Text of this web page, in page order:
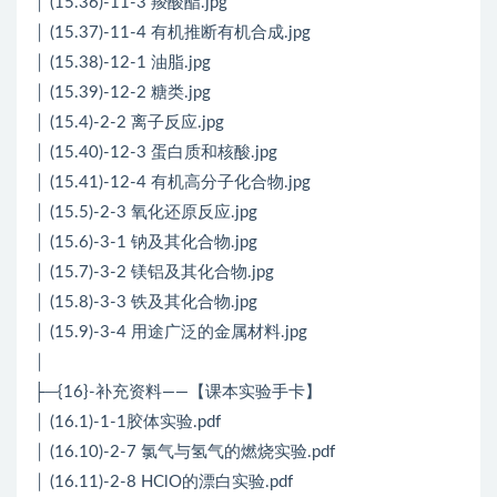
│ (15.37)-11-4 有机推断有机合成.jpg
│ (15.38)-12-1 油脂.jpg
│ (15.39)-12-2 糖类.jpg
│ (15.4)-2-2 离子反应.jpg
│ (15.40)-12-3 蛋白质和核酸.jpg
│ (15.41)-12-4 有机高分子化合物.jpg
│ (15.5)-2-3 氧化还原反应.jpg
│ (15.6)-3-1 钠及其化合物.jpg
│ (15.7)-3-2 镁铝及其化合物.jpg
│ (15.8)-3-3 铁及其化合物.jpg
│ (15.9)-3-4 用途广泛的金属材料.jpg
├─{16}-补充资料——【课本实验手卡】
│ (16.1)-1-1胶体实验.pdf
│ (16.10)-2-7 氯气与氢气的燃烧实验.pdf
│ (16.11)-2-8 HClO的漂白实验.pdf